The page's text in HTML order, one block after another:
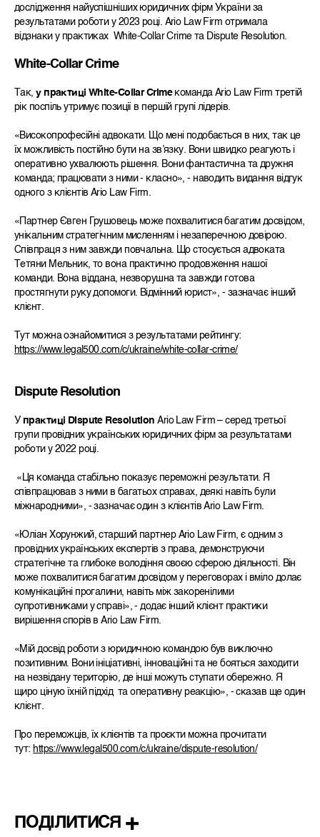
дослідження найуспішніших юридичних фірм України за
результатами роботи у 2023 році. Ario Law Firm отримала
відзнаки у практиках White-Collar Crime та Dispute Resolution.
White-Collar Crime
Так,у практиці White-Collar Crimeкоманда Ario Law Firm третій
рік поспіль утримує позиції в першій групі лідерів.
«Високопрофесійні адвокати. Що мені подобається в них, так це
їх можливість постійно бути на звʼязку. Вони швидко реагують і
оперативно ухвалюють рішення. Вони фантастична та дружня
команда; працювати з ними - класно», - наводить видання відгук
одного з клієнтів Ario Law Firm.
«Партнер Євген Грушовець може похвалитися багатим досвідом,
унікальним стратегічним мисленням і незаперечною довірою.
Співпраця з ним завжди повчальна. Що стосується адвоката
Тетяни Мельник, то вона практично продовження нашої
команди. Вона віддана, незворушна та завжди готова
простягнути руку допомоги. Відмінний юрист», - зазначає інший
клієнт.
Тут можна ознайомитися з результатами рейтингу:
https://www.legal500.com/c/ukraine/white-collar-crime/
Dispute Resolution
У практиці Dispute Resolution Ario Law Firm – серед третьої
групи провідних українських юридичних фірм за результатами
роботи у 2022 році.
«Ця команда стабільно показує переможні результати. Я
співпрацював з ними в багатьох справах, деякі навіть були
міжнародними», - зазначає один з клієнтів Ario Law Firm.
«Юліан Хорунжий, старший партнер Ario Law Firm, є одним з
провідних українських експертів з права, демонструючи
стратегічне та глибоке володіння своєю сферою діяльності. Він
може похвалитися багатим досвідом у переговорах і вміло долає
комунікаційні прогалини, навіть між закоренілими
супротивниками у справі», - додає інший клієнт практики
вирішення спорів в Ario Law Firm.
«Мій досвід роботи з юридичною командою був виключно
позитивним. Вони ініціативні, інноваційні та не бояться заходити
на незвідану територію, де інші можуть ступати обережно. Я
щиро ціную їхній підхід та оперативну реакцію», - сказав ще один
клієнт.
Про переможців, їх клієнтів та проєкти можна прочитати
тут: https://www.legal500.com/c/ukraine/dispute-resolution/
ПОДІЛИТИСЯ